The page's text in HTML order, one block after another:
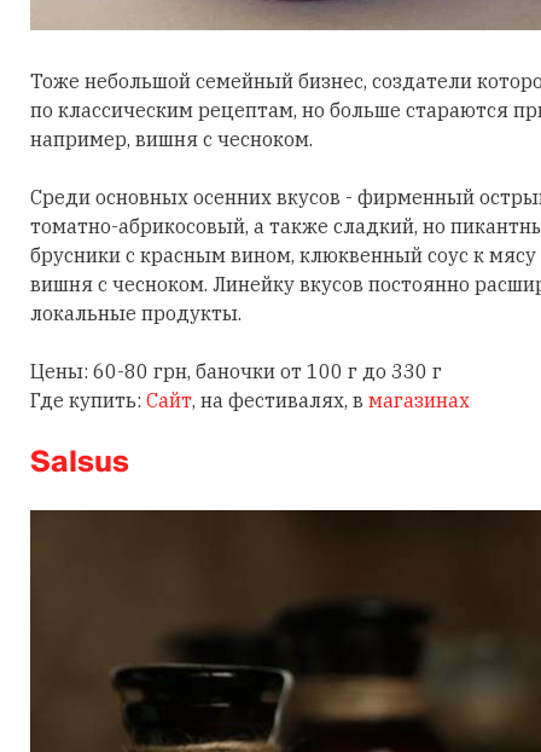
Тоже небольшой семейный бизнес, создатели
по классическим рецептам, но больше стараются
например, вишня с чесноком.
Среди основных осенних вкусов - фирменный
томатно-абрикосовый, а также сладкий, но
брусники с красным вином, клюквенный соус к
вишня с чесноком. Линейку вкусов постоянно
локальные продукты.
Цены: 60-80 грн, баночки от 100 г до 330 г
Где купить: Сайт, на фестивалях, в магазинах
Salsus